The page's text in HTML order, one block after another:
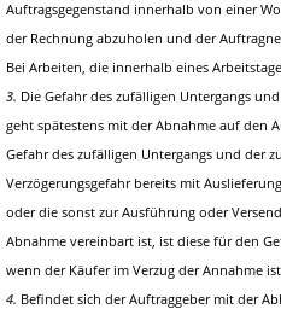
Auftragsgegenstand innerhalb von einer
der Rechnung abzuholen und der
Bei Arbeiten, die innerhalb eines
3. Die Gefahr des zufälligen Untergangs
geht spätestens mit der Abnahme auf den
Gefahr des zufälligen Untergangs und der
Verzögerungsgefahr bereits mit
oder die sonst zur Ausführung oder
Abnahme vereinbart ist, ist diese für den
wenn der Käufer im Verzug der Annahme
4. Befindet sich der Auftraggeber mit der